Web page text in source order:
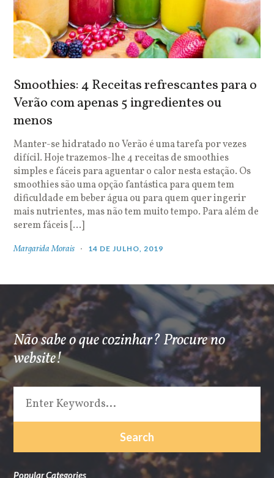
Smoothies: 4 Receitas refrescantes para o
Verão com apenas 5 ingredientes ou
menos
Manter-se hidratado no Verão é uma tarefa por vezes
difícil. Hoje trazemos-lhe 4 receitas de smoothies
simples e fáceis para aguentar o calor nesta estação. Os
smoothies são uma opção fantástica para quem tem
dificuldade em beber água ou para quem quer ingerir
mais nutrientes, mas não tem muito tempo. Para além de
serem fáceis […]
Margarida Morais 14 DE JULHO, 2019
Não sabe o que cozinhar? Procure no
website!
Popular Categories